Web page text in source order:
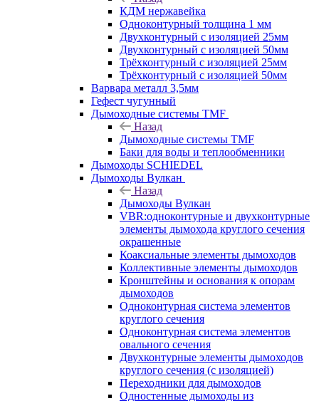
КДМ нержавейка
Одноконтурный толщина 1 мм
Двухконтурный с изоляцией 25мм
Двухконтурный с изоляцией 50мм
Трёхконтурный с изоляцией 25мм
Трёхконтурный с изоляцией 50мм
Варвара металл 3,5мм
Гефест чугунный
Дымоходные системы TMF
Назад
Дымоходные системы TMF
Баки для воды и теплообменники
Дымоходы SCHIEDEL
Дымоходы Вулкан
Назад
Дымоходы Вулкан
VBR:одноконтурные и двухконтурные
элементы дымохода круглого сечения
окрашенные
Коаксиальные элементы дымоходов
Коллективные элементы дымоходов
Кронштейны и основания к опорам
дымоходов
Одноконтурная система элементов
круглого сечения
Одноконтурная система элементов
овального сечения
Двухконтурные элементы дымоходов
круглого сечения (с изоляцией)
Переходники для дымоходов
Одностенные дымоходы из